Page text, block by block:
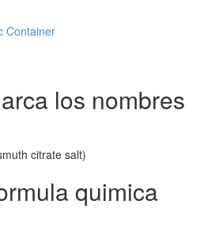
Container
los nombres
citrate salt)
quimica